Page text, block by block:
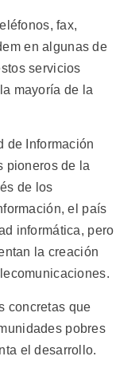
fax,
en algunas de
servicios
mayoría de la
de Información
pioneros de la
de los
el país
informática, pero
la creación
concretas que
pobres
el desarrollo.